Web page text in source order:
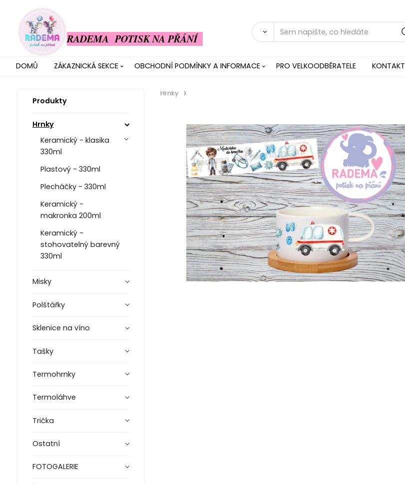
RADEMA POTISK NA PŘÁNÍ
DOMŮ ZÁKAZNICKÁ SEKCE OBCHODNÍ PODMÍNKY A INFORMACE PRO VELKOODBĚRATELE KONTAKT
Produkty
Hrnky
Keramický - klasika
330ml
Plastový - 330ml
Plecháčky - 330ml
Keramický -
makronka 200ml
Keramický -
stohovatelný barevný
330ml
Misky
Polštářky
Sklenice na víno
Tašky
Termohrnky
Termoláhve
Trička
Ostatní
FOTOGALERIE
Hrnky